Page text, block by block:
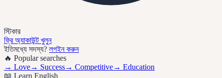
স্টিকার
ফ্রি অ্যাকাউন্ট খুলুন
ইতিমধ্যে সদস্য? লগইন করুন
🔥 Popular searches
→ Love→ Success→ Competitive→ Education
📖 Learn English